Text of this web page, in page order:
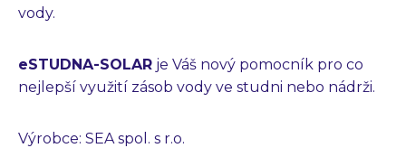
vody.
eSTUDNA-SOLAR je Váš nový pomocník pro co
nejlepší využití zásob vody ve studni nebo nádrži.
Výrobce: SEA spol. s r.o.